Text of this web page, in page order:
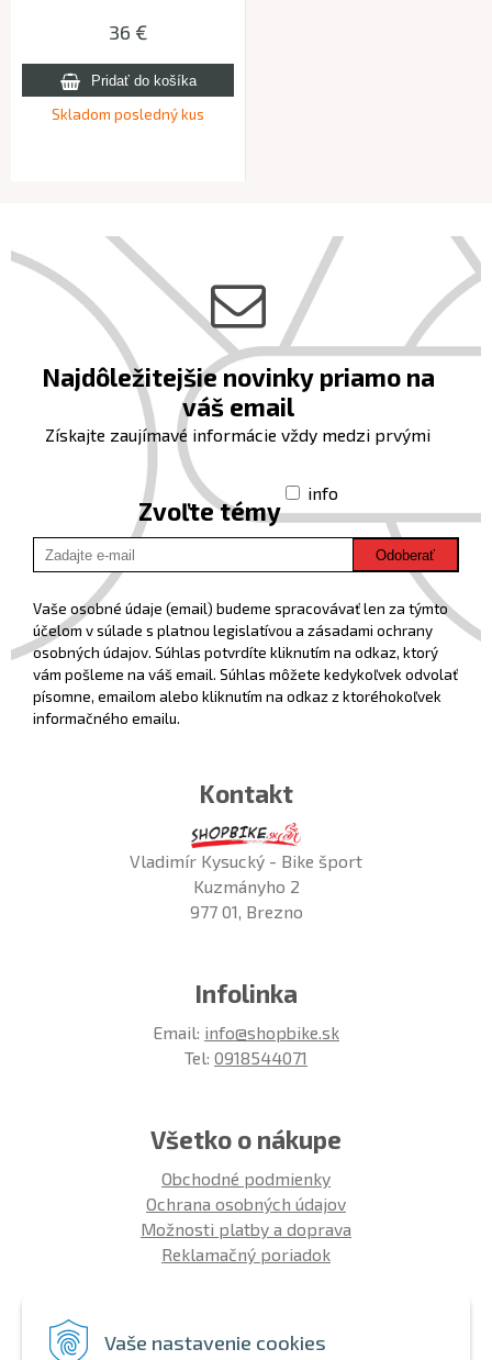
Vaše nastavenie cookies
36 €
Skladom posledný kus
Najdôležitejšie novinky priamo na
váš email
Získajte zaujímavé informácie vždy medzi prvými
Zvoľte témy
info
Odoberať
Vaše osobné údaje (email) budeme spracovávať len za týmto
účelom v súlade s platnou legislatívou a zásadami ochrany
osobných údajov. Súhlas potvrdíte kliknutím na odkaz, ktorý
vám pošleme na váš email. Súhlas môžete kedykoľvek odvolať
písomne, emailom alebo kliknutím na odkaz z ktoréhokoľvek
informačného emailu.
Kontakt
Vladimír Kysucký - Bike šport
Kuzmányho 2
977 01, Brezno
Infolinka
Email: info@shopbike.sk
Tel: 0918544071
Všetko o nákupe
Obchodné podmienky
Ochrana osobných údajov
Možnosti platby a doprava
Reklamačný poriadok